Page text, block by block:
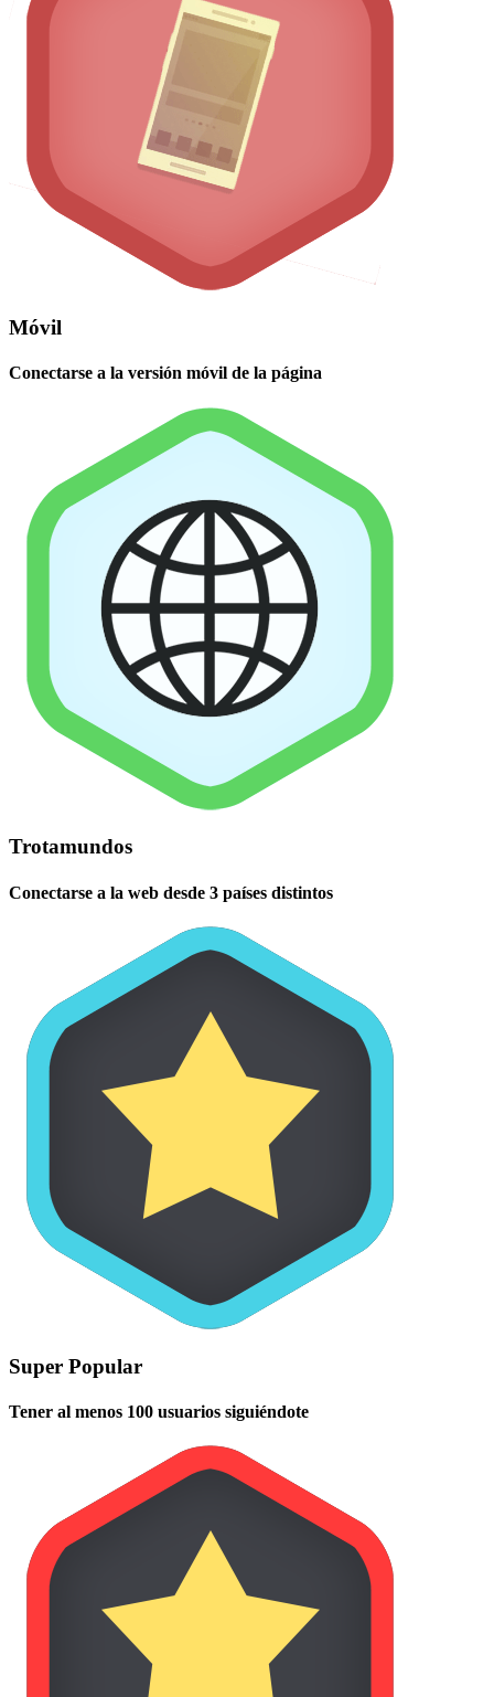
Móvil
Conectarse a la versión móvil de la página
Trotamundos
Conectarse a la web desde 3 países distintos
Super Popular
Tener al menos 100 usuarios siguiéndote